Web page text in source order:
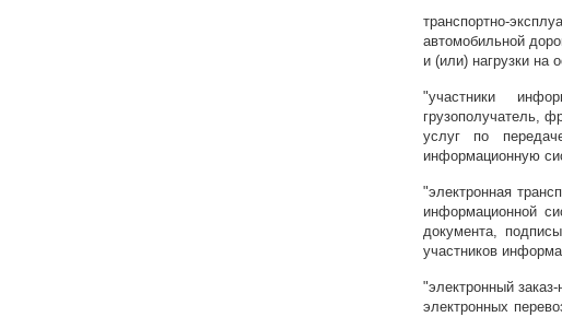
транспортно-
автомобильной
и (или) нагрузки на
"участники
грузополучатель,
услуг по
информационную
"электронная
информационной
документа,
участников
"электронный
электронных